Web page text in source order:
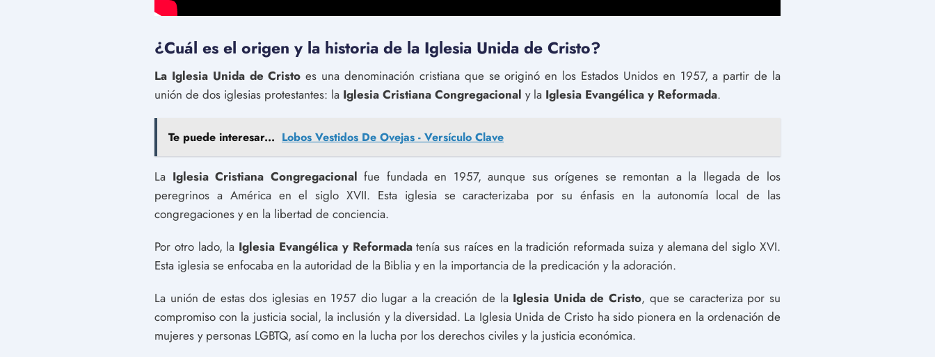
¿Cuál es el origen y la historia de la Iglesia Unida de Cristo?
La Iglesia Unida de Cristo es una denominación cristiana que se originó en los Estados Unidos en 1957, a partir de la
unión de dos iglesias protestantes: la Iglesia Cristiana Congregacional y la Iglesia Evangélica y Reformada.
Te puede interesar... Lobos Vestidos De Ovejas - Versículo Clave
La Iglesia Cristiana Congregacional fue fundada en 1957, aunque sus orígenes se remontan a la llegada de los
peregrinos a América en el siglo XVII. Esta iglesia se caracterizaba por su énfasis en la autonomía local de las
congregaciones y en la libertad de conciencia.
Por otro lado, la Iglesia Evangélica y Reformadatenía sus raíces en la tradición reformada suiza y alemana del siglo XVI.
Esta iglesia se enfocaba en la autoridad de la Biblia y en la importancia de la predicación y la adoración.
La unión de estas dos iglesias en 1957 dio lugar a la creación de la Iglesia Unida de Cristo, que se caracteriza por su
compromiso con la justicia social, la inclusión y la diversidad. La Iglesia Unida de Cristo ha sido pionera en la ordenación de
mujeres y personas LGBTQ, así como en la lucha por los derechos civiles y la justicia económica.